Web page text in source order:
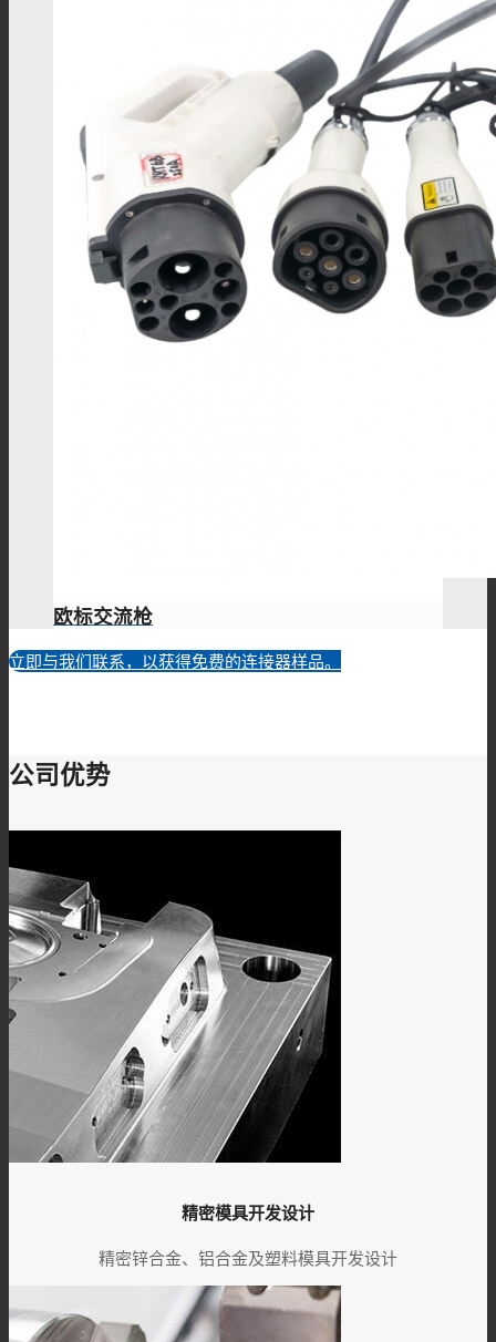
欧标交流枪
立即与我们联系，以获得免费的连接器样品。
公司优势
精密模具开发设计
精密锌合金、铝合金及塑料模具开发设计